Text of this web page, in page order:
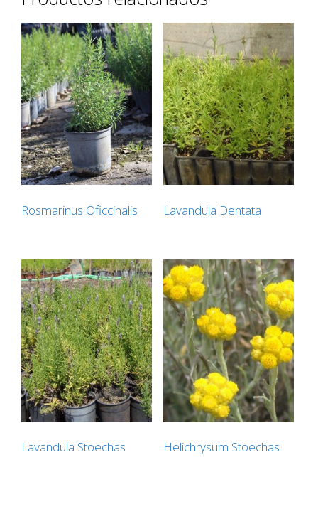
Rosmarinus Oficcinalis Lavandula Dentata
Lavandula Stoechas Helichrysum Stoechas